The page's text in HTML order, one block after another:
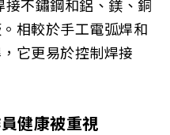
不鏽鋼和鋁、鎂、銅
相較於手工電弧焊和
它更易於控制焊接
健康被重視